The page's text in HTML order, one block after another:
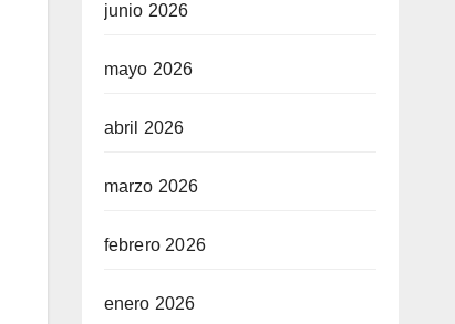
junio 2026
mayo 2026
abril 2026
marzo 2026
febrero 2026
enero 2026